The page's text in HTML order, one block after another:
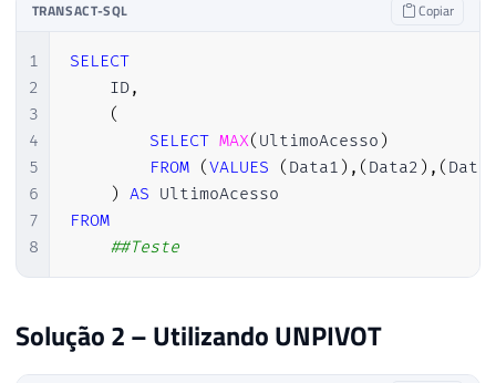
TRANSACT-SQL Copiar
1
2
3
4
5
6
7
8
SELECT
    ID
,
(
SELECT MAX( UltimoAcesso )
FROM
(VALUES ( Data1 ) , ( Data2 ) , (
) AS
FROM
##Teste
Solução 2 – Utilizando UNPIVOT